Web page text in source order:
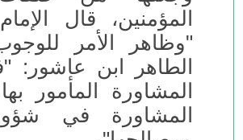
المؤمنين، قال
"وظاهر الأمر
الطاهر ابن عاشور:
المشاورة المأمور
المشاورة في